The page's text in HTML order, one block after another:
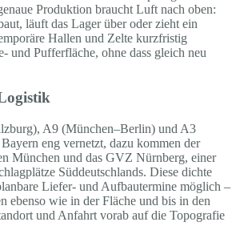
Produktion braucht Luft nach oben:
läuft das Lager über oder zieht ein
Hallen und Zelte kurzfristig
und Pufferfläche, ohne dass gleich neu
A9 (München–Berlin) und A3
eng vernetzt, dazu kommen der
München und das GVZ Nürnberg, einer
Süddeutschlands. Diese dichte
Liefer- und Aufbautermine möglich –
ebenso wie in der Fläche und bis in den
und Anfahrt vorab auf die Topografie